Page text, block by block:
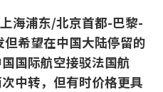
海浦东/北京首都-巴黎-
希望在中国大陆停留的
国际航空接驳法国航
中转，但有时价格更具